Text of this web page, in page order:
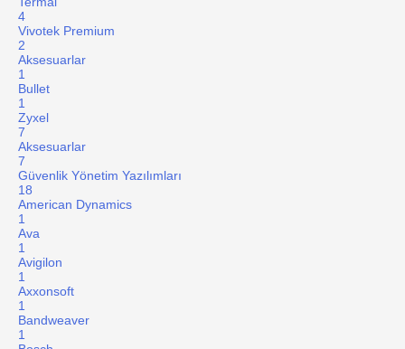
4
Vivotek Premium
2
Aksesuarlar
1
Bullet
1
Zyxel
7
Aksesuarlar
7
Güvenlik Yönetim Yazılımları
18
American Dynamics
1
Ava
1
Avigilon
1
Axxonsoft
1
Bandweaver
1